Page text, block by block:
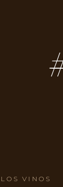
LOS VINOS